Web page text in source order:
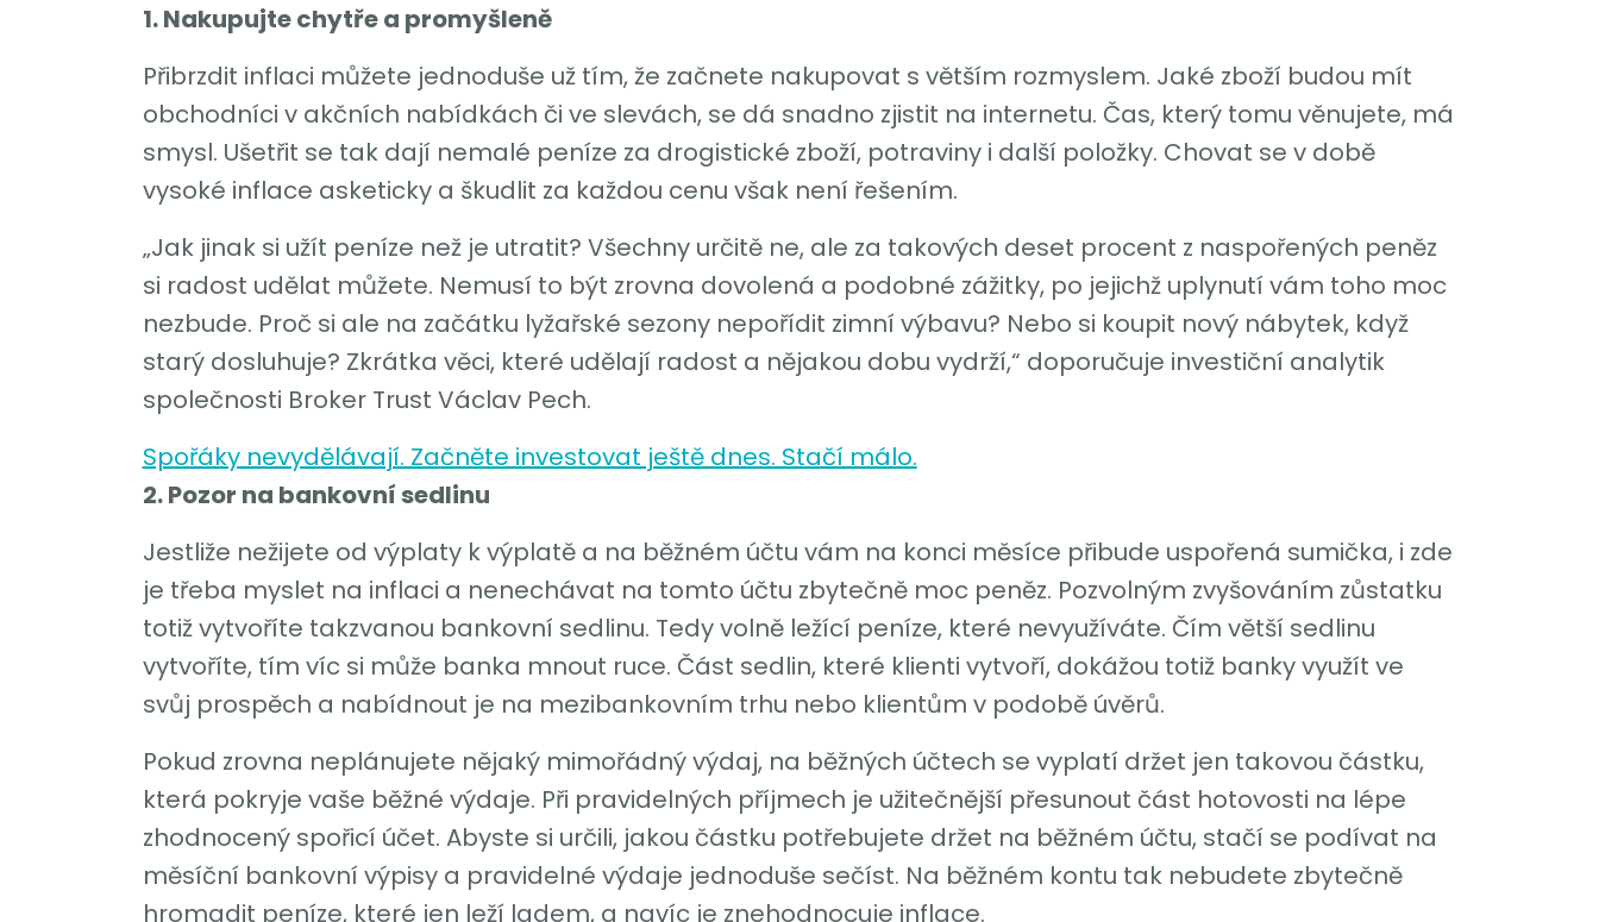
1. Nakupujte chytře a promyšleně
Přibrzdit inflaci můžete jednoduše už tím, že začnete nakupovat s větším rozmyslem. Jaké zboží budou mít
obchodníci v akčních nabídkách či ve slevách, se dá snadno zjistit na internetu. Čas, který tomu věnujete, má
smysl. Ušetřit se tak dají nemalé peníze za drogistické zboží, potraviny i další položky. Chovat se v době
vysoké inflace asketicky a škudlit za každou cenu však není řešením.
„Jak jinak si užít peníze než je utratit? Všechny určitě ne, ale za takových deset procent z naspořených peněz
si radost udělat můžete. Nemusí to být zrovna dovolená a podobné zážitky, po jejichž uplynutí vám toho moc
nezbude. Proč si ale na začátku lyžařské sezony nepořídit zimní výbavu? Nebo si koupit nový nábytek, když
starý dosluhuje? Zkrátka věci, které udělají radost a nějakou dobu vydrží,“ doporučuje investiční analytik
společnosti Broker Trust Václav Pech.
Spořáky nevydělávají. Začněte investovat ještě dnes. Stačí málo.
2. Pozor na bankovní sedlinu
Jestliže nežijete od výplaty k výplatě a na běžném účtu vám na konci měsíce přibude uspořená sumička, i zde
je třeba myslet na inflaci a nenechávat na tomto účtu zbytečně moc peněz. Pozvolným zvyšováním zůstatku
totiž vytvoříte takzvanou bankovní sedlinu. Tedy volně ležící peníze, které nevyužíváte. Čím větší sedlinu
vytvoříte, tím víc si může banka mnout ruce. Část sedlin, které klienti vytvoří, dokážou totiž banky využít ve
svůj prospěch a nabídnout je na mezibankovním trhu nebo klientům v podobě úvěrů.
Pokud zrovna neplánujete nějaký mimořádný výdaj, na běžných účtech se vyplatí držet jen takovou částku,
která pokryje vaše běžné výdaje. Při pravidelných příjmech je užitečnější přesunout část hotovosti na lépe
zhodnocený spořicí účet. Abyste si určili, jakou částku potřebujete držet na běžném účtu, stačí se podívat na
měsíční bankovní výpisy a pravidelné výdaje jednoduše sečíst. Na běžném kontu tak nebudete zbytečně
hromadit peníze, které jen leží ladem, a navíc je znehodnocuje inflace.